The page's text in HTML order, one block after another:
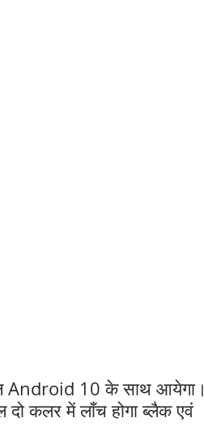
Android 10 के साथ आयेगा।
दो कलर में लाँच होगा ब्लैक एवं